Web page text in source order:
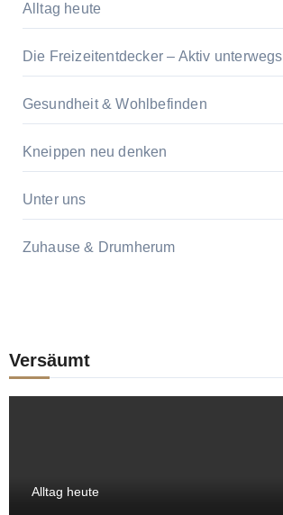
Alltag heute
Die Freizeitentdecker – Aktiv unterwegs
Gesundheit & Wohlbefinden
Kneippen neu denken
Unter uns
Zuhause & Drumherum
Versäumt
Alltag heute